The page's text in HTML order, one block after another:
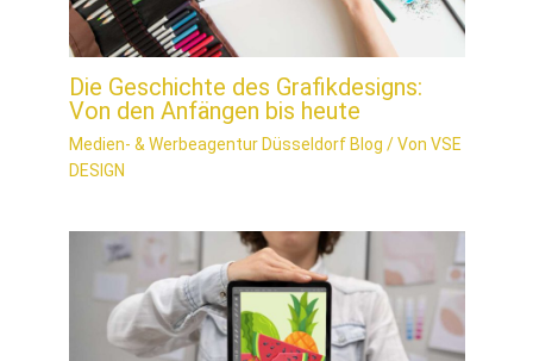
Die Geschichte des Grafikdesigns:
Von den Anfängen bis heute
Medien- & Werbeagentur Düsseldorf Blog / Von VSE
DESIGN